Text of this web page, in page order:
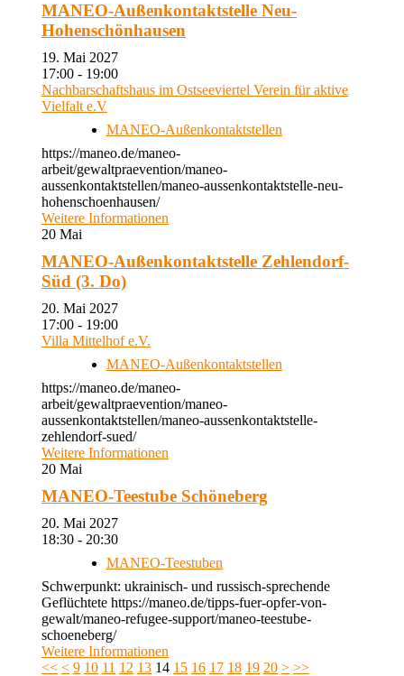
MANEO-Außenkontaktstelle Neu-
Hohenschönhausen
19. Mai 2027
17:00 - 19:00
Nachbarschaftshaus im Ostseeviertel Verein für aktive
Vielfalt e.V
MANEO-Außenkontaktstellen
https://maneo.de/maneo-
arbeit/gewaltpraevention/maneo-
aussenkontaktstellen/maneo-aussenkontaktstelle-neu-
hohenschoenhausen/
Weitere Informationen
20 Mai
MANEO-Außenkontaktstelle Zehlendorf-
Süd (3. Do)
20. Mai 2027
17:00 - 19:00
Villa Mittelhof e.V.
MANEO-Außenkontaktstellen
https://maneo.de/maneo-
arbeit/gewaltpraevention/maneo-
aussenkontaktstellen/maneo-aussenkontaktstelle-
zehlendorf-sued/
Weitere Informationen
20 Mai
MANEO-Teestube Schöneberg
20. Mai 2027
18:30 - 20:30
MANEO-Teestuben
Schwerpunkt: ukrainisch- und russisch-sprechende
Geflüchtete https://maneo.de/tipps-fuer-opfer-von-
gewalt/maneo-refugee-support/maneo-teestube-
schoeneberg/
Weitere Informationen
<< < 9 10 11 12 13 14 15 16 17 18 19 20 > >>